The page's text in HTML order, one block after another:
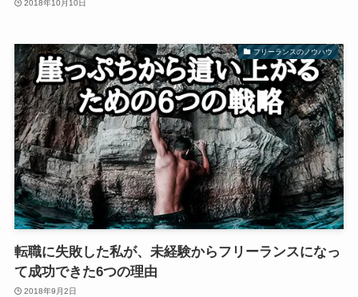
2018年10月10日
フリーランスのノウハウ
転職に失敗した私が、未経験からフリーランスになっ
て成功できた6つの理由
2018年9月2日